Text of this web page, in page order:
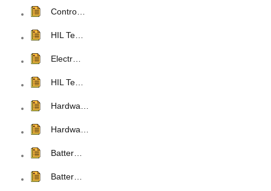
Contro…
HIL Te…
Electr…
HIL Te…
Hardwa…
Hardwa…
Batter…
Batter…